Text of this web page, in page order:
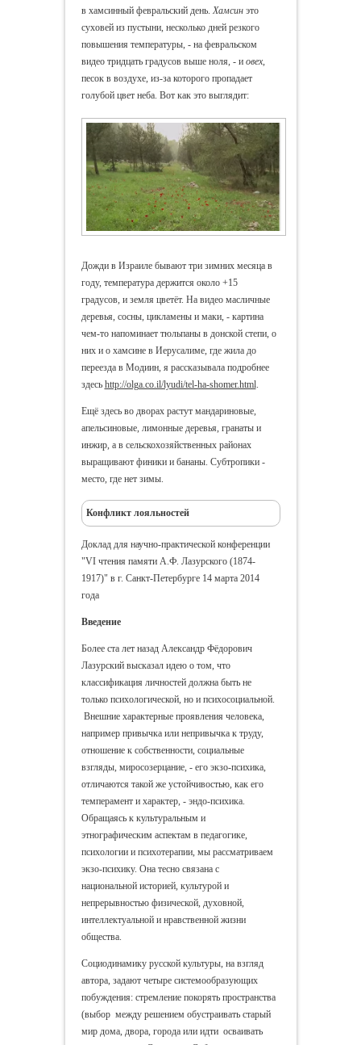
в хамсинный февральский день.Хамсинэто
суховей из пустыни, несколько дней резкого
повышения температуры, - на февральском
видео тридцать градусов выше ноля, - и овех,
песок в воздухе, из-за которого пропадает
голубой цвет неба. Вот как это выглядит:
Дожди в Израиле бывают три зимних месяца в
году, температура держится около +15
градусов, и земля цветёт. На видео масличные
деревья, сосны, цикламены и маки, - картина
чем-то напоминает тюльпаны в донской степи, о
них и о хамсине в Иерусалиме, где жила до
переезда в Модиин, я рассказывала подробнее
здесь http://olga.co.il/lyudi/tel-ha-shomer.html.
Ещё здесь во дворах растут мандариновые,
апельсиновые, лимонные деревья, гранаты и
инжир, а в сельскохозяйственных районах
выращивают финики и бананы. Субтропики -
место, где нет зимы.
Конфликт лояльностей
Доклад для научно-практической конференции
"VI чтения памяти А.Ф. Лазурского (1874-
1917)" в г. Санкт-Петербурге 14 марта 2014
года
Введение
Более ста лет назад Александр Фёдорович
Лазурский высказал идею о том, что
классификация личностей должна быть не
только психологической, но и психосоциальной.
Внешние характерные проявления человека,
например привычка или непривычка к труду,
отношение к собственности, социальные
взгляды, миросозерцание, - его экзо-психика,
отличаются такой же устойчивостью, как его
темперамент и характер, - эндо-психика.
Обращаясь к культуральным и
этнографическим аспектам в педагогике,
психологии и психотерапии, мы рассматриваем
экзо-психику. Она тесно связана с
национальной историей, культурой и
непрерывностью физической, духовной,
интеллектуальной и нравственной жизни
общества.
Социодинамику русской культуры, на взгляд
автора, задают четыре системообразующих
побуждения: стремление покорять пространства
(выбор между решением обустраивать старый
мир дома, двора, города или идти осваивать